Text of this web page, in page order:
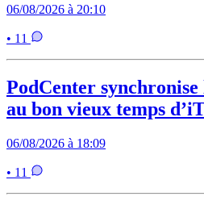
06/08/2026 à 20:10
• 11
PodCenter synchronise
au bon vieux temps
06/08/2026 à 18:09
• 11